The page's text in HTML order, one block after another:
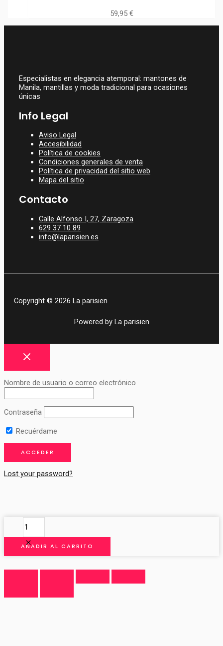
59,95 €
Especialistas en elegancia atemporal: mantones de
Manila, mantillas y moda tradicional para ocasiones
únicas
Info Legal
Aviso Legal
Accesibilidad
Política de cookies
Condiciones generales de venta
Política de privacidad del sitio web
Mapa del sitio
Contacto
Calle Alfonso I, 27, Zaragoza
629 37 10 89
info@laparisien.es
Copyright © 2026 La parisien
Powered by La parisien
Nombre de usuario o correo electrónico
Contraseña
Recuérdame
Lost your password?
BISUTERÍA
cantidad
AÑADIR AL CARRITO